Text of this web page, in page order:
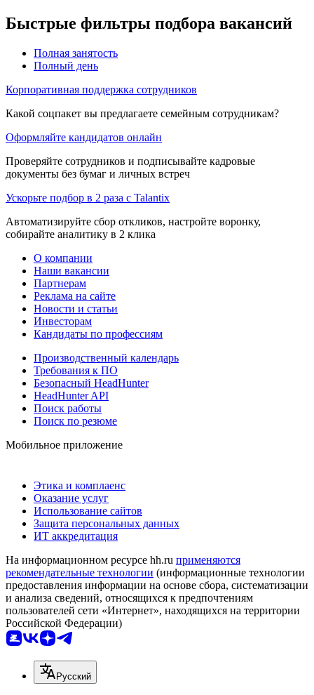
Быстрые фильтры подбора вакансий
Полная занятость
Полный день
Корпоративная поддержка сотрудников
Какой соцпакет вы предлагаете семейным сотрудникам?
Оформляйте кандидатов онлайн
Проверяйте сотрудников и подписывайте кадровые
документы без бумаг и личных встреч
Ускорьте подбор в 2 раза с Talantix
Автоматизируйте сбор откликов, настройте воронку,
собирайте аналитику в 2 клика
О компании
Наши вакансии
Партнерам
Реклама на сайте
Новости и статьи
Инвесторам
Кандидаты по профессиям
Производственный календарь
Требования к ПО
Безопасный HeadHunter
HeadHunter API
Поиск работы
Поиск по резюме
Мобильное приложение
Этика и комплаенс
Оказание услуг
Использование сайтов
Защита персональных данных
ИТ аккредитация
На информационном ресурсе hh.ru применяются
рекомендательные технологии (информационные технологии
предоставления информации на основе сбора, систематизации
и анализа сведений, относящихся к предпочтениям
пользователей сети «Интернет», находящихся на территории
Российской Федерации)
Русский